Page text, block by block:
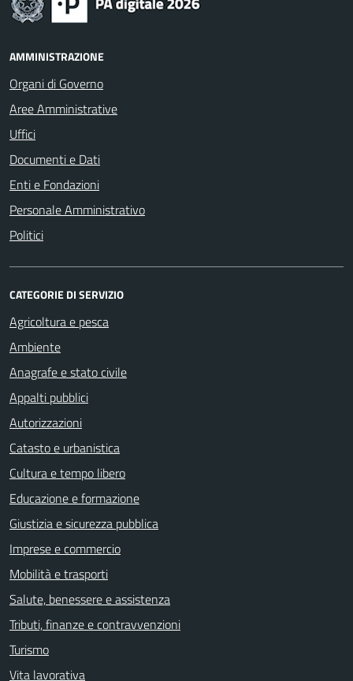
AMMINISTRAZIONE
Organi di Governo
Aree Amministrative
Uffici
Documenti e Dati
Enti e Fondazioni
Personale Amministrativo
Politici
CATEGORIE DI SERVIZIO
Agricoltura e pesca
Ambiente
Anagrafe e stato civile
Appalti pubblici
Autorizzazioni
Catasto e urbanistica
Cultura e tempo libero
Educazione e formazione
Giustizia e sicurezza pubblica
Imprese e commercio
Mobilità e trasporti
Salute, benessere e assistenza
Tributi, finanze e contravvenzioni
Turismo
Vita lavorativa